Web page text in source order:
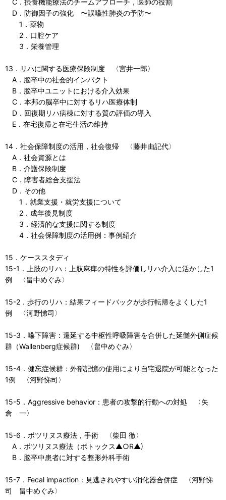
D．防御因子の強化 〜誤嚥性肺炎の予防〜
1．薬物
2．口腔ケア
3．栄養管理
13．リハに関する医療保険制度 〈宮井一郎〉
A．脳卒中の社会的インパクト
B．脳卒中ユニットにおける介入効果
C．本邦の脳卒中に対するリハ医療体制
D．回復期リハ病棟に対する質の評価の導入
E．在宅復帰と在宅生活の維持
14．社会保障制度の活用，社会復帰 〈藤井由記代〉
A．社会資源とは
B．介護保険制度
C．障害者総合支援法
D．その他
1．就業支援・就労支援について
2．成年後見制度
3．経済的な支援に関する制度
4．社会保障制度の活用例：事例紹介
15．ケーススタディ
15-1．上肢のリハ：上肢麻痺の特性を評価しリハ介入に活かした1
例 〈畠中めぐみ〉
15-2．歩行のリハ：結果フィードバックが歩行転帰をよくした1
例 〈河野悌司〉
15-3．嚥下障害：遷延する中枢性呼吸障害を合併した延髄外側症候
群（Wallenberg症候群) 〈畠中めぐみ〉
15-4．健忘症候群：外部記憶の使用により自宅退院が可能となった
1例 〈河野悌司〉
15-5．Aggressive behavior：患者の攻撃的行動への対処 〈矢
倉 一〉
15-6．ボツリヌス療法，手術 〈柴田 徹〉
A．ボツリヌス療法（ボトックス▲○R▲)
B．脳卒中患者に対する整形外科手術
15-7．Fecal impaction：見逃されやすい消化器合併症 〈河野悌
司 畠中めぐみ〉